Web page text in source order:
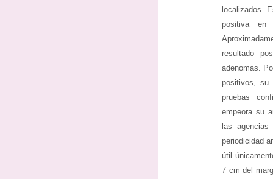
localizados.
positiva
resultado
adenomas.
positivos, su
pruebas
empeora su
las
periodicidad
útil
7 cm del